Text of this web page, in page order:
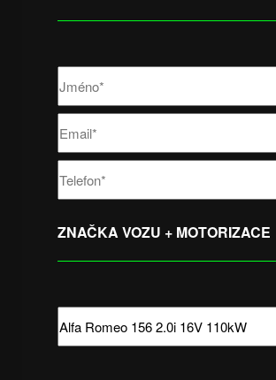
ZNAČKA VOZU + MOTORIZACE